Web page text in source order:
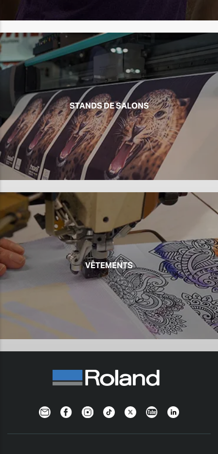
STANDS DE SALONS
VÊTEMENTS
NewsletterFacebookInstagramTikTokTwitterYouTubeLinkedin